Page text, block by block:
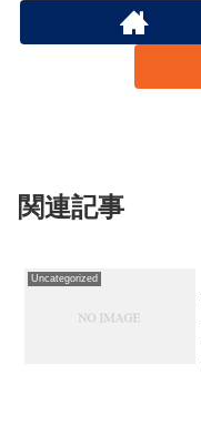
関連記事
Uncategorized